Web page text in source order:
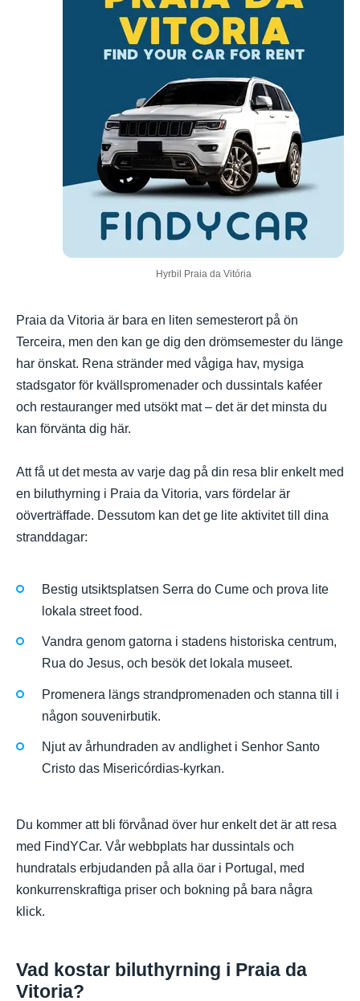
Hyrbil Praia da Vitória
Praia da Vitoria är bara en liten semesterort på ön
Terceira, men den kan ge dig den drömsemester du länge
har önskat. Rena stränder med vågiga hav, mysiga
stadsgator för kvällspromenader och dussintals kaféer
och restauranger med utsökt mat – det är det minsta du
kan förvänta dig här.
Att få ut det mesta av varje dag på din resa blir enkelt med
en biluthyrning i Praia da Vitoria, vars fördelar är
oöverträffade. Dessutom kan det ge lite aktivitet till dina
stranddagar:
Bestig utsiktsplatsen Serra do Cume och prova lite
lokala street food.
Vandra genom gatorna i stadens historiska centrum,
Rua do Jesus, och besök det lokala museet.
Promenera längs strandpromenaden och stanna till i
någon souvenirbutik.
Njut av århundraden av andlighet i Senhor Santo
Cristo das Misericórdias-kyrkan.
Du kommer att bli förvånad över hur enkelt det är att resa
med FindYCar. Vår webbplats har dussintals och
hundratals erbjudanden på alla öar i Portugal, med
konkurrenskraftiga priser och bokning på bara några
klick.
Vad kostar biluthyrning i Praia da
Vitoria?